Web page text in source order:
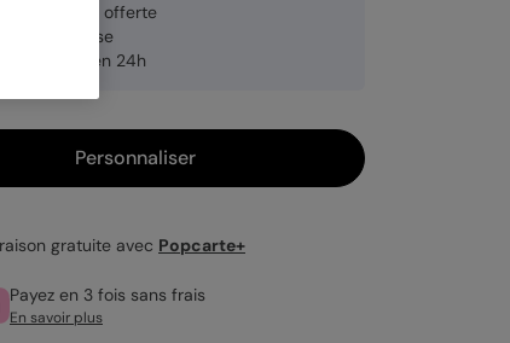
blanche offerte
française
rapide en 24h
Personnaliser
gratuite avec Popcarte+
Payez en 3 fois sans frais
En savoir plus